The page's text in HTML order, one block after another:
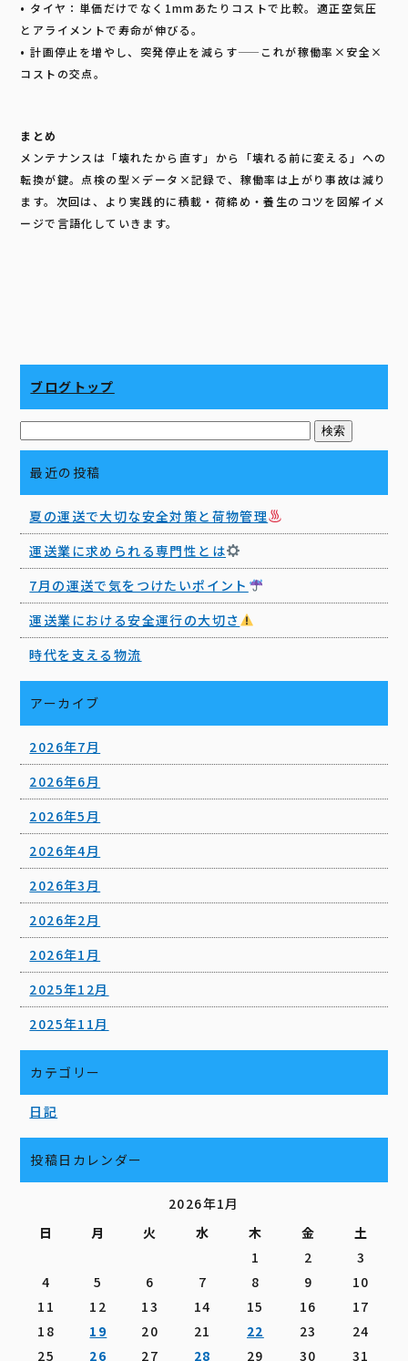
• タイヤ：単価だけでなく1mmあたりコストで比較。適正空気圧
とアライメントで寿命が伸びる。
• 計画停止を増やし、突発停止を減らす——これが稼働率×安全×
コストの交点。
まとめ
メンテナンスは「壊れたから直す」から「壊れる前に変える」への
転換が鍵。点検の型×データ×記録で、稼働率は上がり事故は減り
ます。次回は、より実践的に積載・荷締め・養生のコツを図解イメ
ージで言語化していきます。
ブログトップ
最近の投稿
夏の運送で大切な安全対策と荷物管理
運送業に求められる専門性とは
7月の運送で気をつけたいポイント
運送業における安全運行の大切さ
時代を支える物流
アーカイブ
2026年7月
2026年6月
2026年5月
2026年4月
2026年3月
2026年2月
2026年1月
2025年12月
2025年11月
カテゴリー
日記
投稿日カレンダー
2026年1月
日
月 火 水 木 金
土
1
2
3
4
5 6 7 8 9
10
11
12 13 14 15 16
17
18
19 20 21 22 23
24
25
26 27 28 29 30 31